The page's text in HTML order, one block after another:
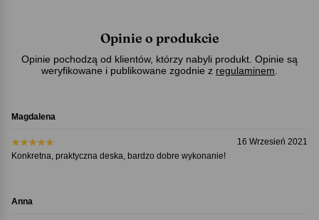
Opinie o produkcie
Opinie pochodzą od klientów, którzy nabyli produkt. Opinie są
weryfikowane i publikowane zgodnie z regulaminem
Magdalena
16 Wrzesień 2021
Konkretna, praktyczna deska, bardzo dobre wykonanie!
Anna